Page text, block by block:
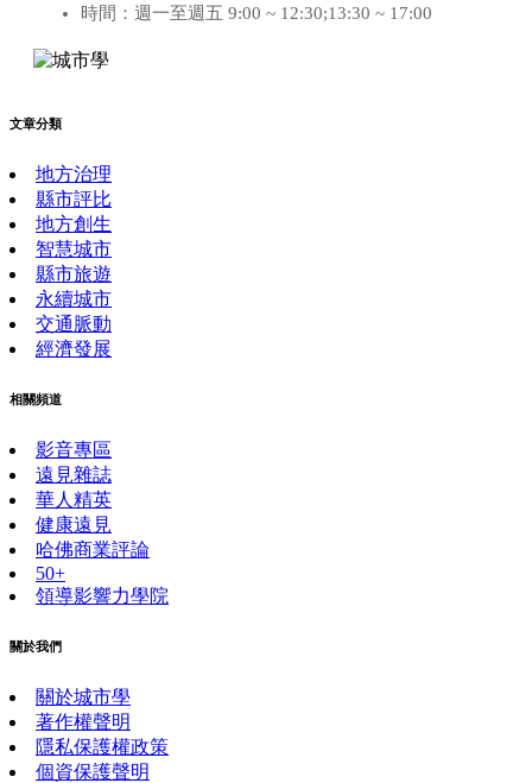
時間：週一至週五 9:00 ~ 12:30;13:30 ~ 17:00
文章分類
地方治理
縣市評比
地方創生
智慧城市
縣市旅遊
永續城市
交通脈動
經濟發展
相關頻道
影音專區
遠見雜誌
華人精英
健康遠見
哈佛商業評論
50+
領導影響力學院
關於我們
關於城市學
著作權聲明
隱私保護權政策
個資保護聲明